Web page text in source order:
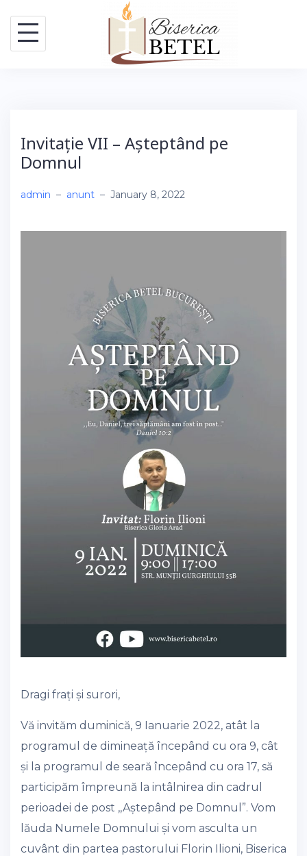
content
Invitație VII – Așteptând pe
Domnul
admin – anunt – January 8, 2022
Dragi frați și surori,
Vă invităm duminică, 9 Ianuarie 2022, atât la
programul de dimineață începând cu ora 9, cât
și la programul de seară începând cu ora 17, să
participăm împreună la intâlnirea din cadrul
perioadei de post ,,Aștepând pe Domnul”. Vom
lăuda Numele Domnului și vom asculta un
cuvânt din partea pastorului Florin Ilioni, Biserica